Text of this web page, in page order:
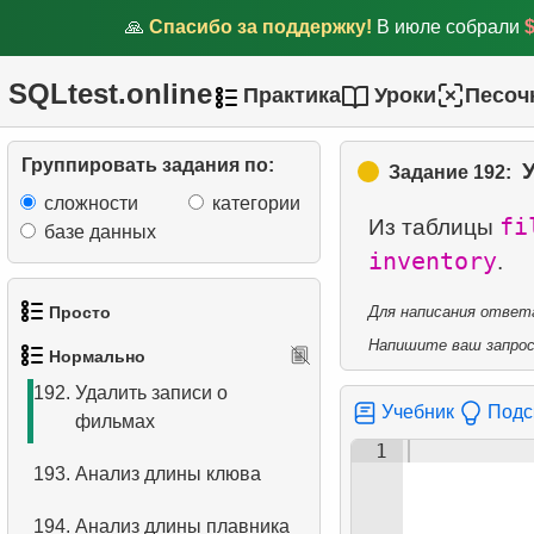
🙏 Спасибо за поддержку! В июле собрали
SQLtest.online Практика Уроки
Группировать задания по:
сложности
категории
базе данных
Просто
Список языков
3. Имена актёров
Нормально
пингвинов
пингвинов
Нельсоном
190.Алгоритмы соединеня
таблиц в SQL
191.Удалить записи о
192. Удалить записи о
фильмах
193. Анализ длины клюва
194. Анализ длины плавника
Задание 192:
Из таблицы
inventory
Для написания
Напишите ваш
Учебник
1